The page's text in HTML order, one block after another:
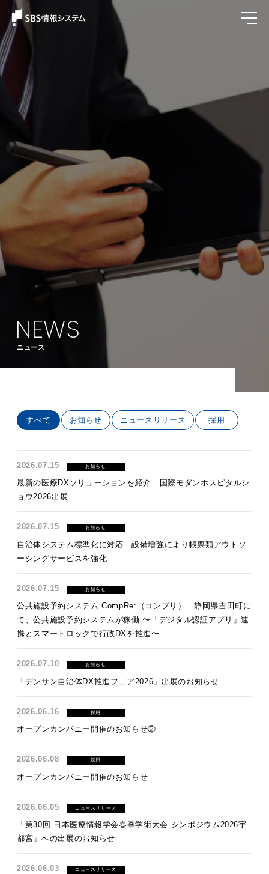
NEWS
ニュース
すべて お知らせ ニュースリリース 採用
2026.07.15 お知らせ
最新の医療DXソリューションを紹介 国際モダンホスピタルシ
ョウ2026出展
2026.07.15 お知らせ
自治体システム標準化に対応 設備増強により帳票類アウトソ
ーシングサービスを強化
2026.07.15 お知らせ
公共施設予約システム CompRe:（コンプリ） 静岡県吉田町に
て、公共施設予約システムが稼働 〜「デジタル認証アプリ」連
携とスマートロックで行政DXを推進〜
2026.07.10 お知らせ
「デンサン自治体DX推進フェア2026」出展のお知らせ
2026.06.16 採用
オープンカンパニー開催のお知らせ②
2026.06.08 採用
オープンカンパニー開催のお知らせ
2026.06.05 ニュースリリース
「第30回 日本医療情報学会春季学術大会 シンポジウム2026宇
都宮」への出展のお知らせ
2026.06.03 ニュースリリース